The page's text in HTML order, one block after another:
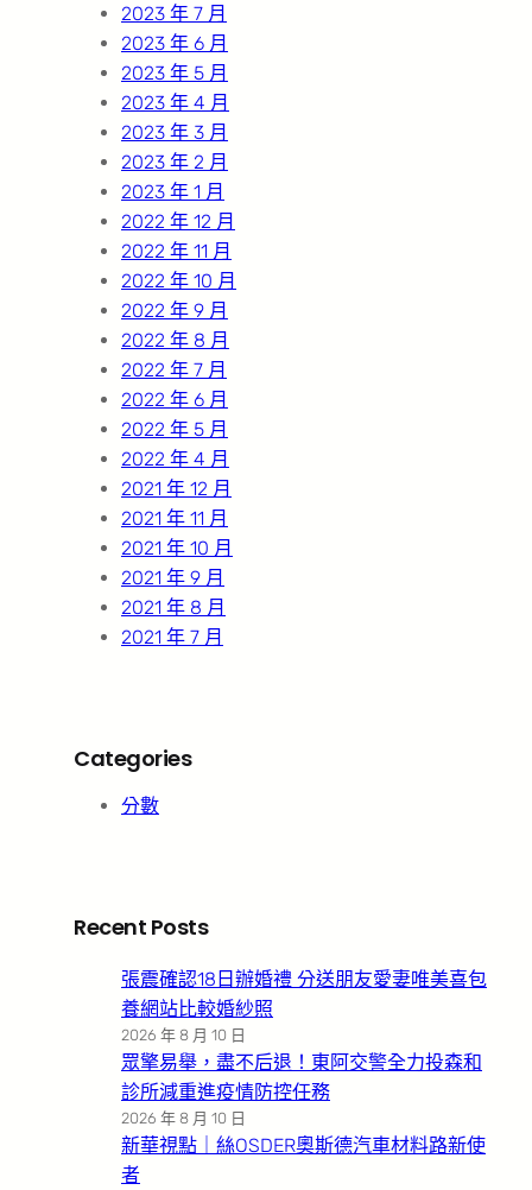
2023 年 7 月
2023 年 6 月
2023 年 5 月
2023 年 4 月
2023 年 3 月
2023 年 2 月
2023 年 1 月
2022 年 12 月
2022 年 11 月
2022 年 10 月
2022 年 9 月
2022 年 8 月
2022 年 7 月
2022 年 6 月
2022 年 5 月
2022 年 4 月
2021 年 12 月
2021 年 11 月
2021 年 10 月
2021 年 9 月
2021 年 8 月
2021 年 7 月
Categories
分數
Recent Posts
張震確認18日辦婚禮 分送朋友愛妻唯美喜包
養網站比較婚紗照
2026 年 8 月 10 日
眾擎易舉，盡不后退！東阿交警全力投森和
診所減重進疫情防控任務
2026 年 8 月 10 日
新華視點｜絲OSDER奧斯德汽車材料路新使
者